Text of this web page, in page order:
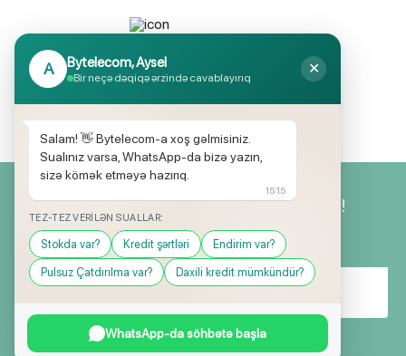
Endirimli məhsul seçimi
Mağazalarımızda mütəmadi olaraq,
kampaniyaları keçirilir.
Yeniliklərimizdən ilk siz xəbərdar olun!
A Bytelecom, Aysel
Bir neçə dəqiqə ərzində cavablayırıq
✕
Salam! 👋 Bytelecom-a xoş gəlmisiniz.
Sualınız varsa, WhatsApp-da bizə yazın,
sizə kömək etməyə hazırıq.
15:15
TEZ-TEZ VERILƏN SUALLAR:
Stokda var? Kredit şərtləri Endirim var?
Pulsuz Çatdırılma var? Daxili kredit mümkündür?
WhatsApp-da söhbətə başla